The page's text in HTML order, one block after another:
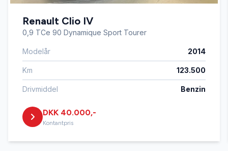
Digitalt cockpit
Dæktryksystem
El-klapbare sidespejle med varme
Fjernbetjent centrallås
Renault Clio IV
0,9 TCe 90 Dynamique Sport Tourer
Modelår 2014
Km 123.500
Drivmiddel Benzin
DKK 40.000,-
Kontantpris